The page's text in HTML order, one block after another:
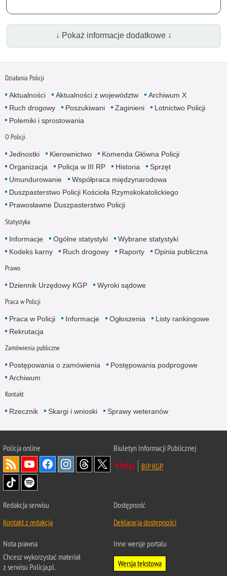
↓ Pokaż informacje dodatkowe ↓
Działania Policji
Aktualności Aktualności z województw
Archiwum X
Ruch drogowy
Poszukiwani Zaginieni
Lotnictwo Policji
Polemiki i sprostowania
O Policji
Jednostki Kierownictwo
Komenda Główna Policji
Organizacja
Policja w III RP Historia
Sprzęt
Umundurowanie
Współpraca międzynarodowa
Duszpasterstwo Policji Kościoła Rzymskokatolickiego
Prawosławne Duszpasterstwo Policji
Statystyka
Informacje Ogólne statystyki
Wybrane statystyki
Kodeks karny
Ruch drogowy Raporty Opinia publiczna
Prawo
Dziennik Urzędowy KGP Wyroki sądowe
Praca w Policji
Praca w Policji Informacje Ogłoszenia
Listy rankingowe
Rekrutacja
Zamówienia publiczne
Postępowania o zamówienia
Postępowania podprogowe
Archiwum
Kontakt
Rzecznik Skargi i wnioski Sprawy weteranów
Policjaonline
Biuletyn Informacji Publicznej
BIP KGP
Redakcja serwisu
Kontakt z redakcją
Dostępność
Deklaracja dostępności
Nota prawna
Chcesz wykorzystać materiał
z serwisu Policja.pl.
Inne wersje portalu
Wersja tekstowa